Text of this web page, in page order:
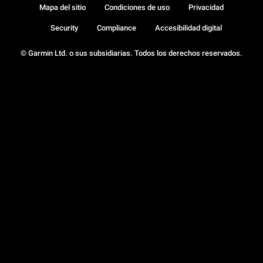
© Garmin Ltd. o sus subsidiarias. Todos los derechos reservados.
Mapa del sitio Condiciones de uso Privacidad
Security Compliance Accesibilidad digital